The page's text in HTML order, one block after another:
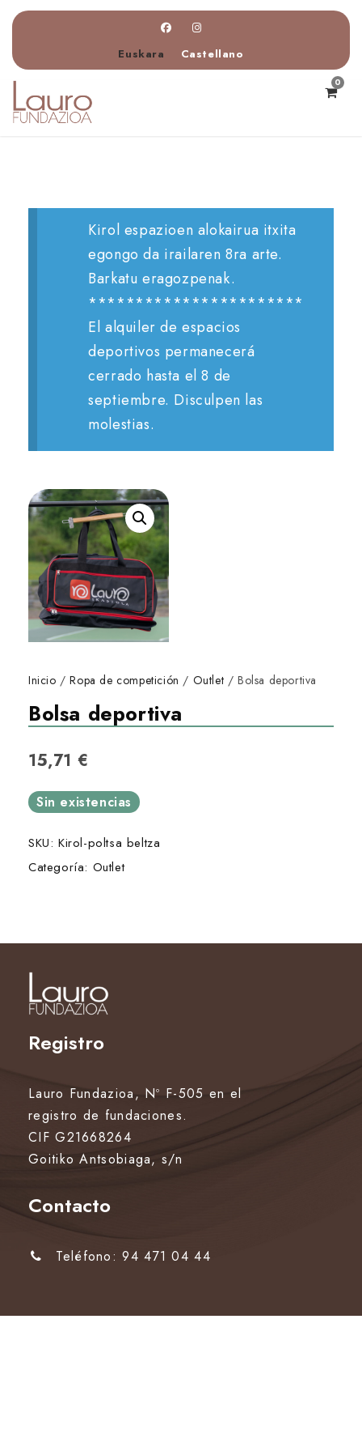
Euskara Castellano
0
Kirol espazioen alokairua itxita
egongo da irailaren 8ra arte.
Barkatu eragozpenak.
***********************
El alquiler de espacios
deportivos permanecerá
cerrado hasta el 8 de
septiembre. Disculpen las
molestias.
Inicio /Ropa de competición / Outlet / Bolsa deportiva
Bolsa deportiva
15,71 €
Sin existencias
SKU: Kirol-poltsa beltza
Categoría: Outlet
Registro
Lauro Fundazioa, Nº F-505 en el
registro de fundaciones.
CIF G21668264
Goitiko Antsobiaga, s/n
Contacto
Teléfono: 94 471 04 44